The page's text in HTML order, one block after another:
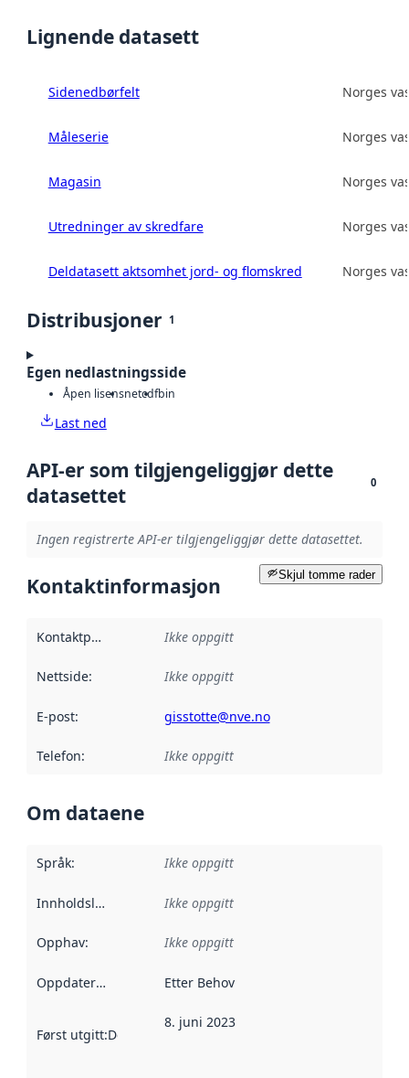
Lignende datasett
Sidenedbørfelt Norges
Måleserie Norges
Magasin Norges
Utredninger av skredfare Norges
Deldatasett aktsomhet jord- og flomskred Norges
Distribusjoner 1
Egen nedlastningsside
Åpen lisensnetcdfbin
Last ned
API-er som tilgjengeliggjør dette
datasettet
0
Ingen registrerte API-er tilgjengeliggjør dette datasettet.
Skjul tomme rader
Kontaktinformasjon
Kontaktpunkt Ikke oppgitt
Nettside: Ikke oppgitt
E-post: gisstotte@nve.no
Telefon: Ikke oppgitt
Om dataene
Språk: Ikke oppgitt
Innholdsleverandører :
Ikke oppgitt
Opphav: Ikke oppgitt
Oppdateringsfrekvens :
Etter Behov
Først utgitt:Denne datoen sier når dataene i dette
8. juni 2023